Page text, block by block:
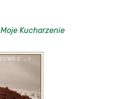
Moje Kucharzenie